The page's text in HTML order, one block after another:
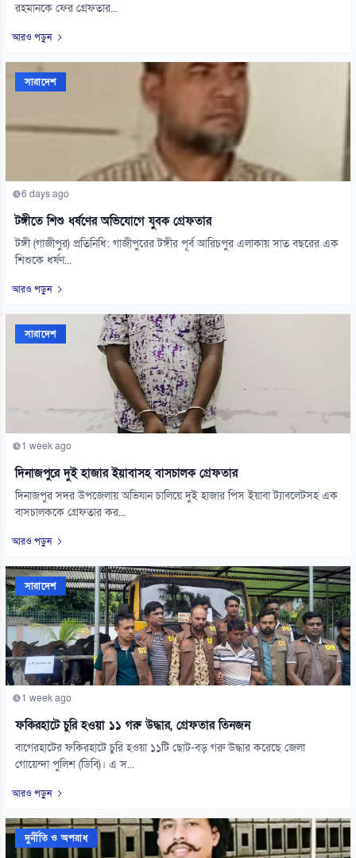
রহমানকে ফের গ্রেফতার...
আরও পড়ুন
সারাদেশ
6 days ago
টঙ্গীতে শিশু ধর্ষণের অভিযোগে যুবক গ্রেফতার
টঙ্গী (গাজীপুর) প্রতিনিধি: গাজীপুরের টঙ্গীর পূর্ব আরিচপুর এলাকায় সাত বছরের এক
শিশুকে ধর্ষণ...
আরও পড়ুন
সারাদেশ
1 week ago
দিনাজপুরে দুই হাজার ইয়াবাসহ বাসচালক গ্রেফতার
দিনাজপুর সদর উপজেলায় অভিযান চালিয়ে দুই হাজার পিস ইয়াবা ট্যাবলেটসহ এক
বাসচালককে গ্রেফতার কর...
আরও পড়ুন
সারাদেশ
1 week ago
ফকিরহাটে চুরি হওয়া ১১ গরু উদ্ধার, গ্রেফতার তিনজন
বাগেরহাটের ফকিরহাটে চুরি হওয়া ১১টি ছোট-বড় গরু উদ্ধার করেছে জেলা
গোয়েন্দা পুলিশ (ডিবি)। এ স...
আরও পড়ুন
দুর্নীতি ও অপরাধ